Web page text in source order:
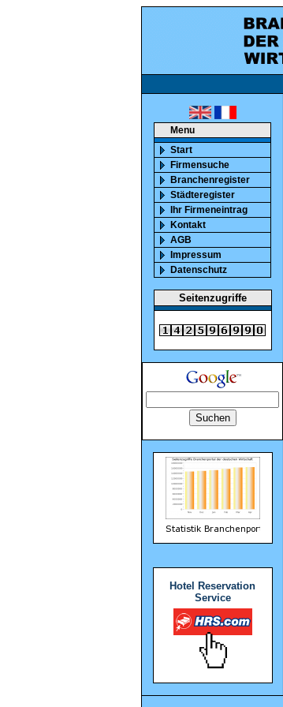
ca. 850000
Menu
Start
Firmensuche
Branchenregister
Städteregister
Ihr Firmeneintrag
Kontakt
AGB
Impressum
Datenschutz
Seitenzugriffe
Hotel Reservation
Service